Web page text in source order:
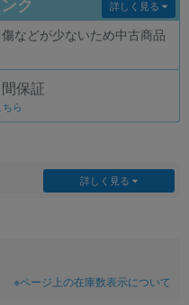
ク
などが少ないため中古商品
詳しく見る
保証
ら
詳しく見る
※ページ上の在庫数表示について